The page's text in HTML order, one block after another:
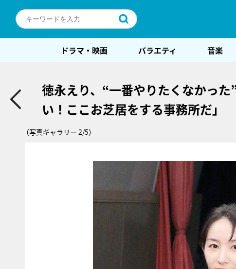
ドラマ・映画 バラエティ 音楽
徳永えり、“一番やりたくなかっ
い！ここお芝居をする事務所だ」
（写真ギャラリー 2/5）